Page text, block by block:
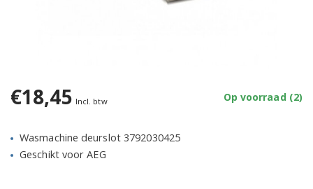
€18,45 Incl. btw Op voorraad (2)
Wasmachine deurslot 3792030425
Geschikt voor AEG